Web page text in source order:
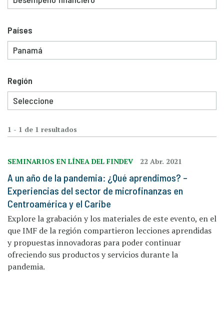
1 - 1 de 1 resultados
SEMINARIOS EN LÍNEA DEL FINDEV 22 Abr. 2021
A un año de la pandemia: ¿Qué aprendimos? –
Experiencias del sector de microfinanzas en
Centroamérica y el Caribe
Explore la grabación y los materiales de este evento, en el
que IMF de la región compartieron lecciones aprendidas
y propuestas innovadoras para poder continuar
ofreciendo sus productos y servicios durante la
pandemia.
Países
Región